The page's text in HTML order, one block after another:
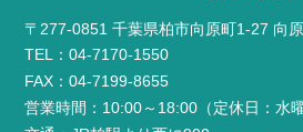
〒277-0851 千葉県柏市向原町1-27 向
TEL：04-7170-1550
FAX：04-7199-8655
営業時間：10:00～18:00（定休日：水